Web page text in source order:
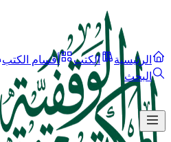
الرئيسية الكتب أقسام الكتب
البحث